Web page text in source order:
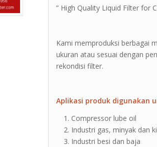
” High Quality Liquid Filter for
Kami memproduksi berbagai
ukuran atau sesuai dengan
rekondisi filter.
Aplikasi produk digunakan
Compressor lube oil
Industri gas, minyak dan
Industri besi dan baja